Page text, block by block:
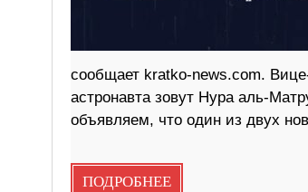
сообщает kratko-news.com.
астронавта зовут Нура аль-
объявляем, что один из двух
ПОДРОБНЕЕ